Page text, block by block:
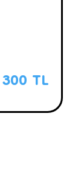
300 TL